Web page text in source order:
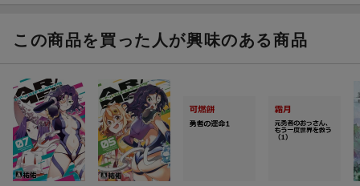
この商品を買った人が興味のある商品